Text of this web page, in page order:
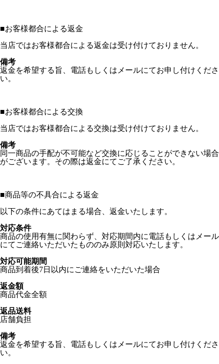
■お客様都合による返金
当店ではお客様都合による返金は受け付けておりません。
備考
返金を希望する旨、電話もしくはメールにてお申し付けくださ
い。
■お客様都合による交換
当店ではお客様都合による交換は受け付けておりません。
備考
同一商品の手配が不可能など交換に応じることができない場合
がございます。その際は返金にてご了承ください。
■商品等の不具合による返金
以下の条件にあてはまる場合、返金いたします。
対応条件
商品の使用有無に関わらず、対応期間内に電話もしくはメール
にてご連絡いただいたもののみ原則対応いたします。
対応可能期間
商品到着後7日以内にご連絡をいただいた場合
返金額
商品代金全額
返品送料
店舗負担
備考
返金を希望する旨、電話もしくはメールにてお申し付けくださ
い。